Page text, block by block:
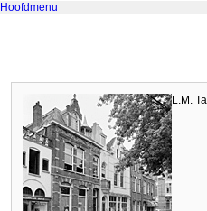
Hoofdmenu
L.M.